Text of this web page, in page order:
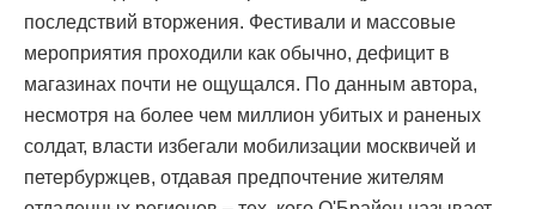
последствий вторжения. Фестивали и массовые
мероприятия проходили как обычно, дефицит в
магазинах почти не ощущался. По данным автора,
несмотря на более чем миллион убитых и раненых
солдат, власти избегали мобилизации москвичей и
петербуржцев, отдавая предпочтение жителям